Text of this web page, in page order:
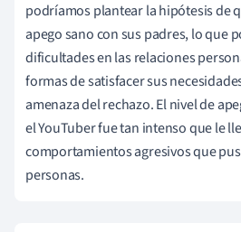
podríamos plantear la hipótesis de
apego sano con sus padres, lo que
dificultades en las relaciones
formas de satisfacer sus
amenaza del rechazo. El nivel de
el YouTuber fue tan intenso que le
comportamientos agresivos que
personas.